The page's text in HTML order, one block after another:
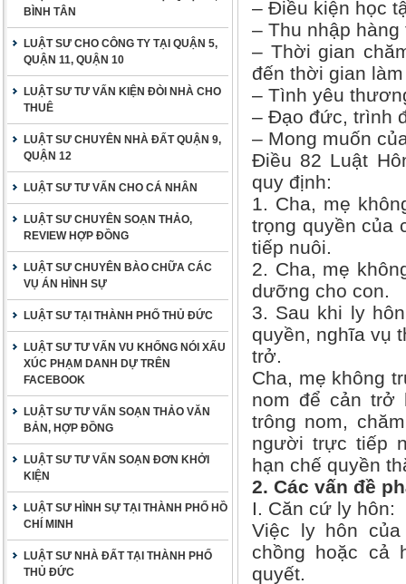
BÌNH TÂN
LUẬT SƯ CHO CÔNG TY TẠI QUẬN 5,
QUẬN 11, QUẬN 10
LUẬT SƯ TƯ VẤN KIỆN ĐÒI NHÀ CHO
THUÊ
LUẬT SƯ CHUYÊN NHÀ ĐẤT QUẬN 9,
QUẬN 12
LUẬT SƯ TƯ VẤN CHO CÁ NHÂN
LUẬT SƯ CHUYÊN SOẠN THẢO,
REVIEW HỢP ĐỒNG
LUẬT SƯ CHUYÊN BÀO CHỮA CÁC
VỤ ÁN HÌNH SỰ
LUẬT SƯ TẠI THÀNH PHỐ THỦ ĐỨC
LUẬT SƯ TƯ VẤN VU KHỐNG NÓI XẤU
XÚC PHẠM DANH DỰ TRÊN
FACEBOOK
LUẬT SƯ TƯ VẤN SOẠN THẢO VĂN
BẢN, HỢP ĐỒNG
LUẬT SƯ TƯ VẤN SOẠN ĐƠN KHỞI
KIỆN
LUẬT SƯ HÌNH SỰ TẠI THÀNH PHỐ HỒ
CHÍ MINH
LUẬT SƯ NHÀ ĐẤT TẠI THÀNH PHỐ
THỦ ĐỨC
– Điều kiện học
– Thu nhập hàng
– Thời gian
đến thời gian
– Tình yêu
– Đạo đức, trình
– Mong muốn
Điều 82 Luật
quy định:
1. Cha, mẹ
trọng quyền của
tiếp nuôi.
2. Cha, mẹ
dưỡng cho con.
3. Sau khi ly
quyền, nghĩa vụ
trở.
Cha, mẹ không
nom để cản trở
trông nom,
người trực tiếp
hạn chế quyền
2. Các vấn đề
I. Căn cứ ly hôn:
Việc ly hôn
chồng hoặc cả
quyết.